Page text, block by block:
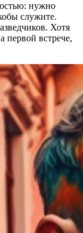
нужно
служите.
Хотя
первой встрече,